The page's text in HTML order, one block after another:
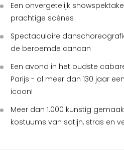
Een onvergetelijk
prachtige scènes
Spectaculaire
de beroemde cancan
Een avond in het oudste
Parijs - al meer dan 130 jaar
icoon!
Meer dan 1.000 kunstig
kostuums van satijn, stras en